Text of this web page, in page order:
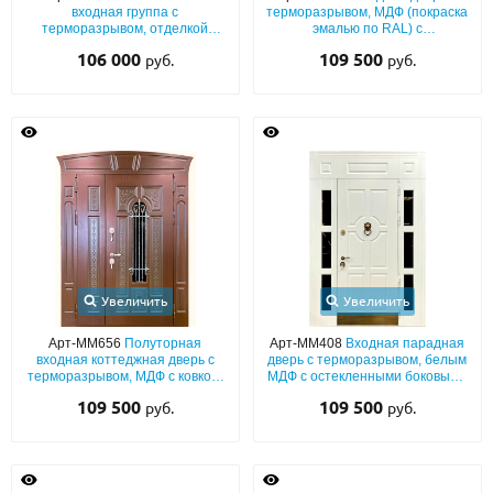
входная группа с
терморазрывом, отделкой
оформлением, стеклопакетами
106 000 руб.
терморазрывом, МДФ (покраска
эмалью по RAL) с
вставками
109 500 руб.
Увеличить
Арт-ММ656 Полуторная
входная коттеджная дверь с
терморазрывом, МДФ с ковкой,
109 500 руб.
Увеличить
Арт-ММ408 Входная парадная
дверь с терморазрывом, белым
МДФ с остекленными боковыми
отбойником
109 500 руб.